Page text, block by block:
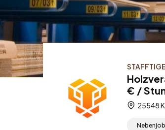
€ /
25548
Nebenjob